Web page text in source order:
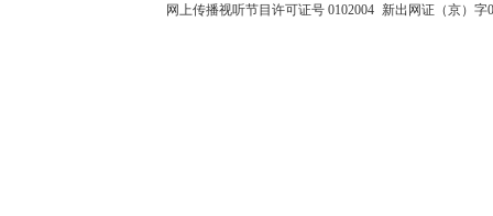
网上传播视听节目许可证号 0102004 新出网证（京）